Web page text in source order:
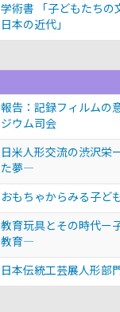
学術書 「子どもたちの
日本の近代」
報告：記録フィルムの
ジウム司会
日米人形交流の渋沢栄
た夢―
おもちゃからみる子ど
教育玩具とその時代ー
教育―
日本伝統工芸展人形部